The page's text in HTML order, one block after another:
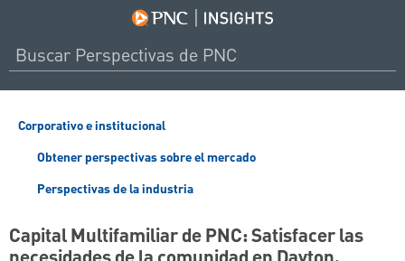
Corporativo e institucional
Obtener perspectivas sobre el mercado
Perspectivas de la industria
Capital Multifamiliar de PNC: Satisfacer las